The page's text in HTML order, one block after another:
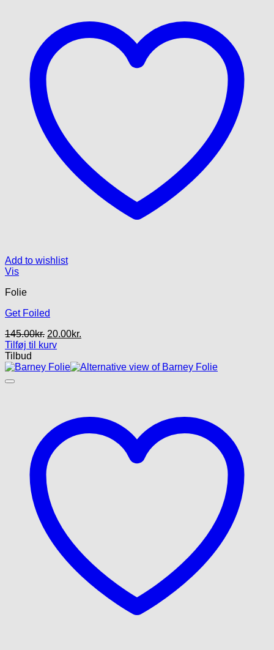
Add to wishlist
Vis
Folie
Get Foiled
145.00kr. Den
oprindelige
var:
20.00kr.
er:
Tilføj til kurv
Tilbud